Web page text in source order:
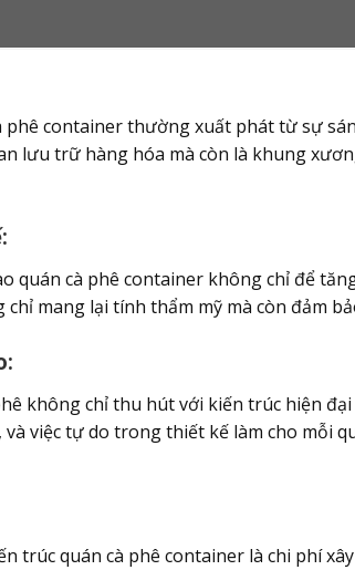
container thường xuất phát từ sự
lưu trữ hàng hóa mà còn là khung
quán cà phê container không chỉ để
mang lại tính thẩm mỹ mà còn đảm
không chỉ thu hút với kiến trúc hiện
việc tự do trong thiết kế làm cho mỗi
trúc quán cà phê container là chi phí